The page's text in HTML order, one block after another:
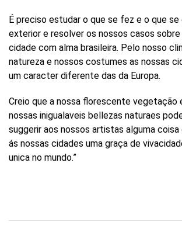
É preciso estudar o que se fez e o que
exterior e resolver os nossos casos
cidade com alma brasileira. Pelo nosso
natureza e nossos costumes as nossas
um caracter diferente das da Europa.
Creio que a nossa florescente vegetação
nossas inigualaveis bellezas naturaes
suggerir aos nossos artistas alguma coisa
ás nossas cidades uma graça de
unica no mundo.”